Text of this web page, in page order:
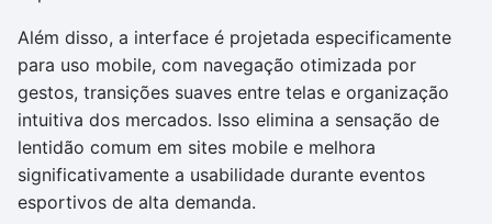
Além disso, a interface é projetada especificamente
para uso mobile, com navegação otimizada por
gestos, transições suaves entre telas e organização
intuitiva dos mercados. Isso elimina a sensação de
lentidão comum em sites mobile e melhora
significativamente a usabilidade durante eventos
esportivos de alta demanda.